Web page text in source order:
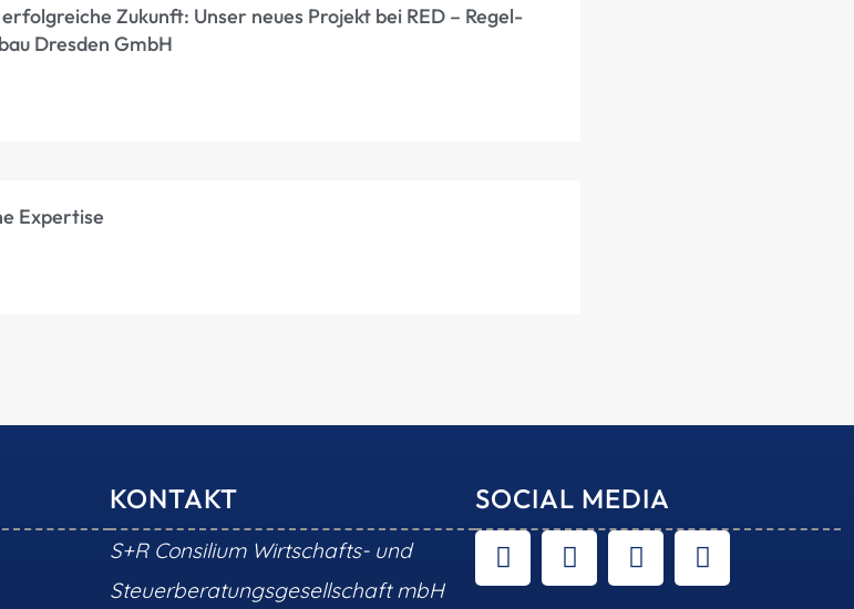
Zukunft: Unser neues Projekt bei RED – Regel-
Dresden GmbH
Expertise
KONTAKT
S+R Consilium Wirtschafts- und
Steuerberatungsgesellschaft mbH
SOCIAL MEDIA